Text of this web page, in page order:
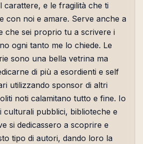
carattere, e le fragilità che ti
con noi e amare. Serve anche a
che sei proprio tu a scrivere i
ogni tanto me lo chiede. Le
sono una bella vetrina ma
di più a esordienti e self
utilizzando sponsor di altri
noti calamitano tutto e fine. Io
culturali pubblici, biblioteche e
si dedicassero a scoprire e
tipo di autori, dando loro la